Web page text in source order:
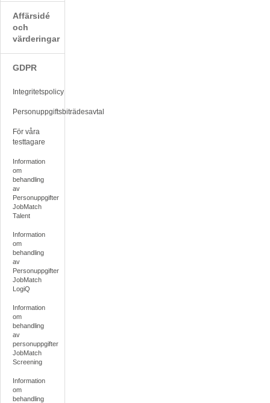
Affärsidé
och
värderingar
GDPR
Integritetspolicy
Personuppgiftsbiträdesavtal
För våra
testtagare
Information
om
behandling
av
Personuppgifter
JobMatch
Talent
Information
om
behandling
av
Personuppgifter
JobMatch
LogiQ
Information
om
behandling
av
personuppgifter
JobMatch
Screening
Information
om
behandling